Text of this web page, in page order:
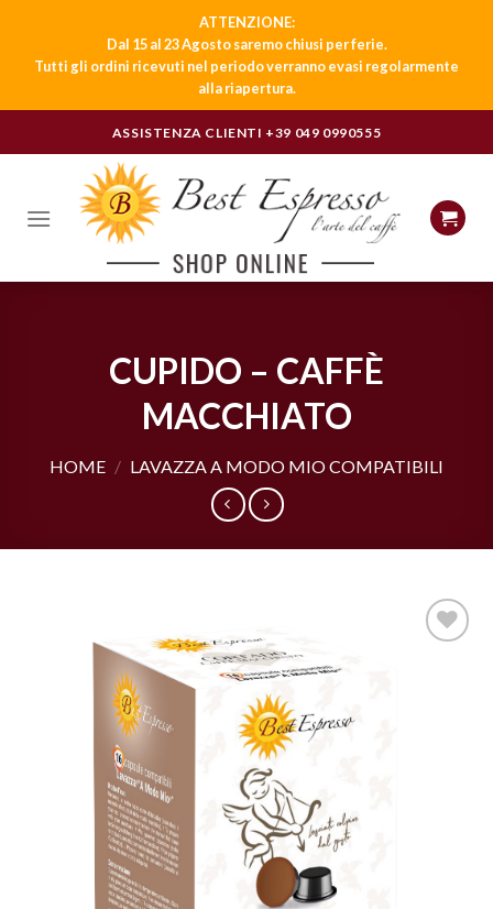
ATTENZIONE:
Dal 15 al 23 Agosto saremo chiusi per ferie.
Tutti gli ordini ricevuti nel periodo verranno evasi regolarmente
alla riapertura.
to
ASSISTENZA CLIENTI +39 049 0990555
CUPIDO – CAFFÈ
MACCHIATO
HOME / LAVAZZA A MODO MIO COMPATIBILI